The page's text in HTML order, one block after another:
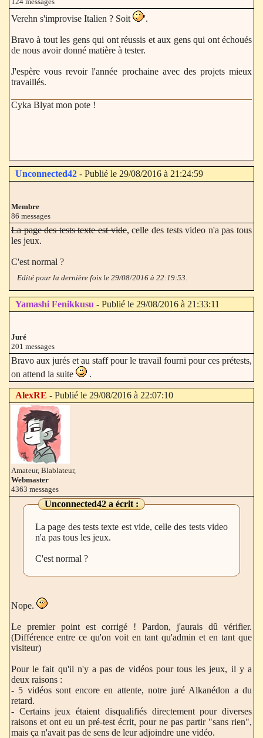
Verehn s'improvise Italien ? Soit '.
Bravo à tout les gens qui ont réussis et aux gens qui ont échoués
de nous avoir donné matière à tester.
J'espère vous revoir l'année prochaine avec des projets mieux
travaillés.
Cyka Blyat mon pote !
Unconnected42 - Publié le 29/08/2016 à 21:24:59
Membre
86 messages
La page des tests texte est vide, celle des tests video n'a pas tous
les jeux.
C'est normal ?
Edité pour la dernière fois le 29/08/2016 à 22:19:53.
Yamashi Fenikkusu - Publié le 29/08/2016 à 21:33:11
Juré
201 messages
Bravo aux jurés et au staff pour le travail fourni pour ces prétests,
on attend la suite
.
AlexRE - Publié le 29/08/2016 à 22:07:10
Amateur, Blablateur,
Webmaster
4363 messages
Unconnected42 a écrit :
La page des tests texte est vide, celle des tests video
n'a pas tous les jeux.
C'est normal ?
Nope.
Le premier point est corrigé ! Pardon, j'aurais dû vérifier.
(Différence entre ce qu'on voit en tant qu'admin et en tant que
visiteur)
Pour le fait qu'il n'y a pas de vidéos pour tous les jeux, il y a
deux raisons :
- 5 vidéos sont encore en attente, notre juré Alkanédon a du
retard.
- Certains jeux étaient disqualifiés directement pour diverses
raisons et ont eu un pré-test écrit, pour ne pas partir "sans rien",
mais ça n'avait pas de sens de leur adjoindre une vidéo.